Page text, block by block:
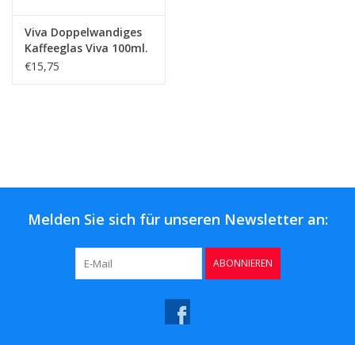
Viva Doppelwandiges
Kaffeeglas Viva 100ml.
2 Stück
€15,75
Melden Sie sich für unseren Newsletter an:
ABONNIEREN